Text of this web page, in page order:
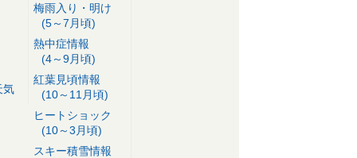
気
梅雨入り・明け
(5～7月頃)
熱中症情報
(4～9月頃)
紅葉見頃情報
(10～11月頃)
ヒートショック
(10～3月頃)
スキー積雪情報